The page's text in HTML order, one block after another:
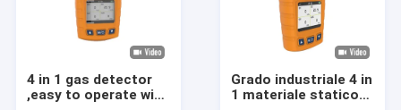
4 in 1 gas detector
,easy to operate with
Grado industriale 4 in
1 materiale statico